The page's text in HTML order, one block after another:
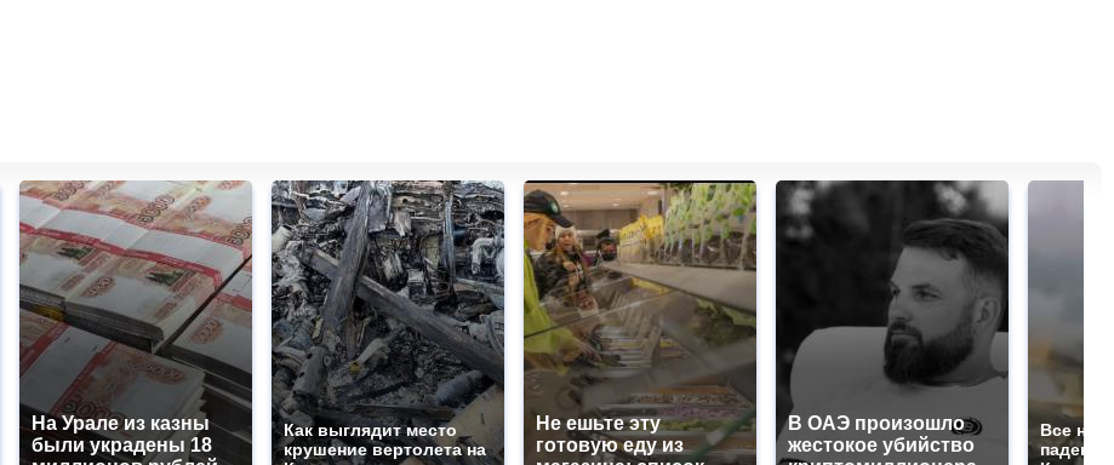
На Урале из казны
были украдены 18
Как выглядит место
крушение вертолета на
Не ешьте эту
готовую еду из
В ОАЭ произошло
жестокое убийство
Все